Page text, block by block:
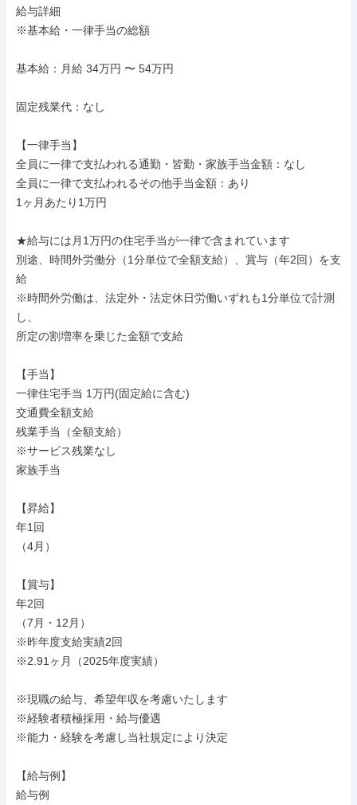
給与詳細
※基本給・一律手当の総額
基本給：月給 34万円 〜 54万円
固定残業代：なし
【一律手当】
全員に一律で支払われる通勤・皆勤・家族手当金額：なし
全員に一律で支払われるその他手当金額：あり
1ヶ月あたり1万円
★給与には月1万円の住宅手当が一律で含まれています
別途、時間外労働分（1分単位で全額支給）、賞与（年2回）を支
給
※時間外労働は、法定外・法定休日労働いずれも1分単位で計測
し、
所定の割増率を乗じた金額で支給
【手当】
一律住宅手当 1万円(固定給に含む)
交通費全額支給
残業手当（全額支給）
※サービス残業なし
家族手当
【昇給】
年1回
（4月）
【賞与】
年2回
（7月・12月）
※昨年度支給実績2回
※2.91ヶ月（2025年度実績）
※現職の給与、希望年収を考慮いたします
※経験者積極採用・給与優遇
※能力・経験を考慮し当社規定により決定
【給与例】
給与例